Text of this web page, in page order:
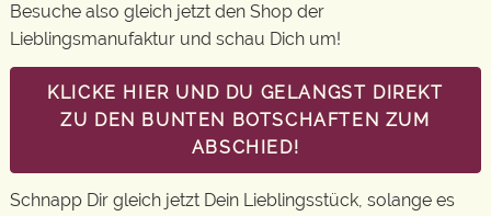
Besuche also gleich jetzt den Shop der
Lieblingsmanufaktur und schau Dich um!
KLICKE HIER UND DU GELANGST DIREKT
ZU DEN BUNTEN BOTSCHAFTEN ZUM
ABSCHIED!
Schnapp Dir gleich jetzt Dein Lieblingsstück, solange es